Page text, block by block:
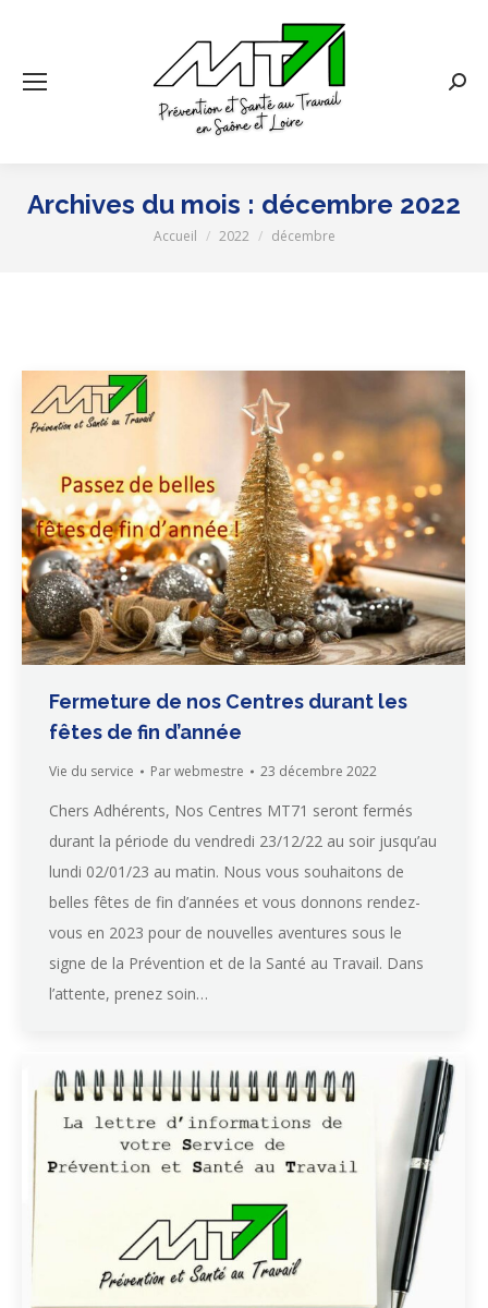
Archives du mois : décembre 2022
Vous êtes ici :
Accueil 2022 décembre
Fermeture de nos Centres durant les
fêtes de fin d’année
Vie du service Parwebmestre 23 décembre 2022
Chers Adhérents, Nos Centres MT71 seront fermés
durant la période du vendredi 23/12/22 au soir jusqu’au
lundi 02/01/23 au matin. Nous vous souhaitons de
belles fêtes de fin d’années et vous donnons rendez-
vous en 2023 pour de nouvelles aventures sous le
signe de la Prévention et de la Santé au Travail. Dans
l’attente, prenez soin…